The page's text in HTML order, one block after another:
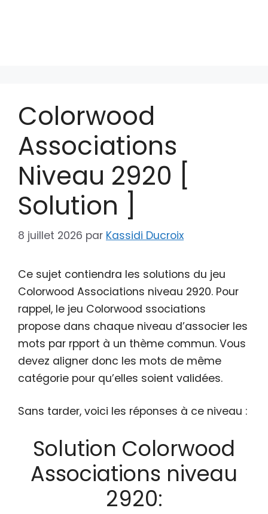
Colorwood
Associations
Niveau 2920 [
Solution ]
8 juillet 2026 par Kassidi Ducroix
Ce sujet contiendra les solutions du jeu
Colorwood Associations niveau 2920. Pour
rappel, le jeu Colorwood ssociations
propose dans chaque niveau d’associer les
mots par rpport à un thème commun. Vous
devez aligner donc les mots de même
catégorie pour qu’elles soient validées.
Sans tarder, voici les réponses à ce niveau :
Solution Colorwood
Associations niveau
2920: